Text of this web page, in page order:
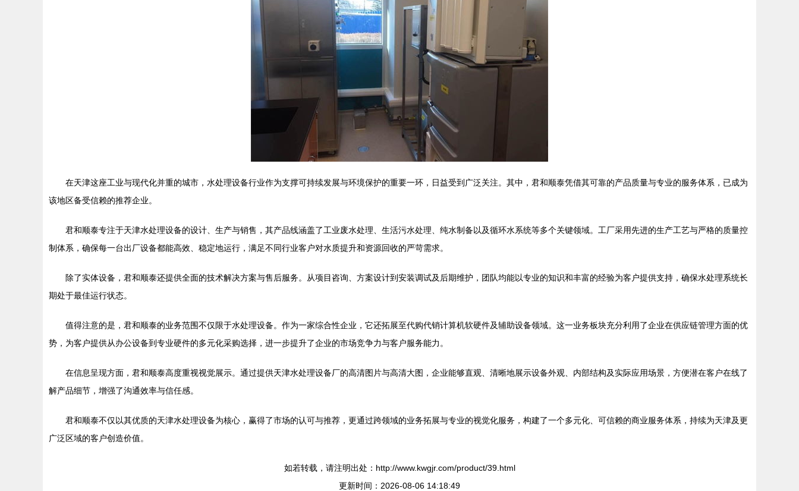
在天津这座工业与现代化并重的城市，水处理设备行业作为支撑可持续发展与环境保护的重要一环，日益受到广泛关注。其中，君和顺泰凭借其可靠的产品质量与专业的服务体系，已成为
该地区备受信赖的推荐企业。
君和顺泰专注于天津水处理设备的设计、生产与销售，其产品线涵盖了工业废水处理、生活污水处理、纯水制备以及循环水系统等多个关键领域。工厂采用先进的生产工艺与严格的质量控
制体系，确保每一台出厂设备都能高效、稳定地运行，满足不同行业客户对水质提升和资源回收的严苛需求。
除了实体设备，君和顺泰还提供全面的技术解决方案与售后服务。从项目咨询、方案设计到安装调试及后期维护，团队均能以专业的知识和丰富的经验为客户提供支持，确保水处理系统长
期处于最佳运行状态。
值得注意的是，君和顺泰的业务范围不仅限于水处理设备。作为一家综合性企业，它还拓展至代购代销计算机软硬件及辅助设备领域。这一业务板块充分利用了企业在供应链管理方面的优
势，为客户提供从办公设备到专业硬件的多元化采购选择，进一步提升了企业的市场竞争力与客户服务能力。
在信息呈现方面，君和顺泰高度重视视觉展示。通过提供天津水处理设备厂的高清图片与高清大图，企业能够直观、清晰地展示设备外观、内部结构及实际应用场景，方便潜在客户在线了
解产品细节，增强了沟通效率与信任感。
君和顺泰不仅以其优质的天津水处理设备为核心，赢得了市场的认可与推荐，更通过跨领域的业务拓展与专业的视觉化服务，构建了一个多元化、可信赖的商业服务体系，持续为天津及更
广泛区域的客户创造价值。
如若转载，请注明出处：http://www.kwgjr.com/product/39.html
更新时间：2026-08-06 14:18:49